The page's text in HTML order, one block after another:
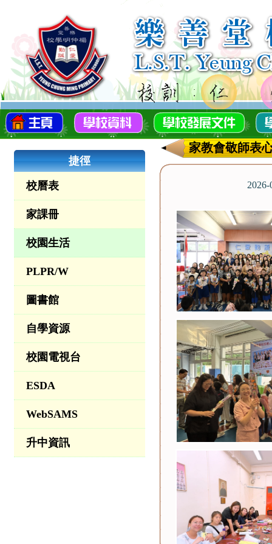
捷徑
校曆表
家課冊
校園生活
PLPR/W
圖書館
自學資源
校園電視台
ESDA
WebSAMS
升中資訊
家教會敬師表